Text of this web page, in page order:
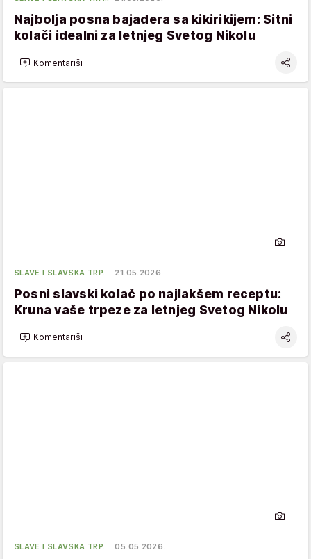
Najbolja posna bajadera sa kikirikijem: Sitni
kolači idealni za letnjeg Svetog Nikolu
Komentariši
SLAVE I SLAVSKA TRP… 21.05.2026.
Posni slavski kolač po najlakšem receptu:
Kruna vaše trpeze za letnjeg Svetog Nikolu
Komentariši
SLAVE I SLAVSKA TRP… 05.05.2026.